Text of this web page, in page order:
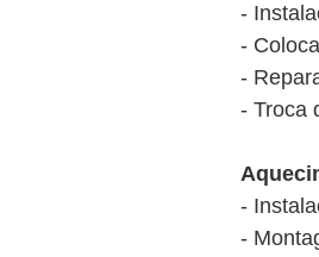
-
-
-
- Troca
-
-